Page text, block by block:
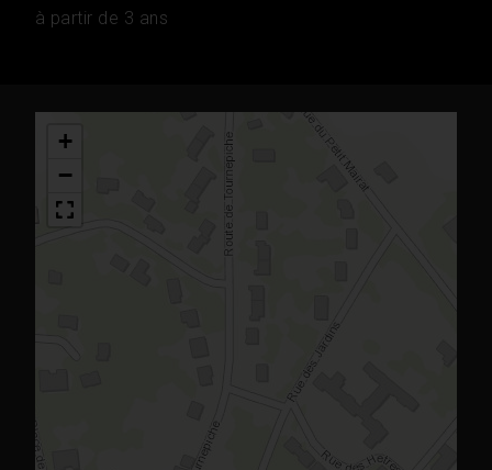
à partir de 3 ans
+
−